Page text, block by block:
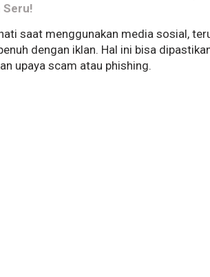
Seru!
saat menggunakan media sosial,
dengan iklan. Hal ini bisa
upaya scam atau phishing.